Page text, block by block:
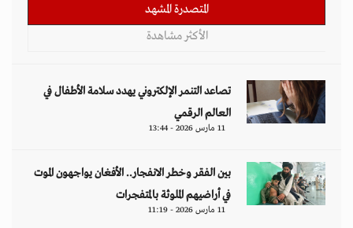
المتصدرة المشهد
الأكثر مشاهدة
تصاعد التنمر الإلكتروني يهدد سلامة الأطفال في
العالم الرقمي
11 مارس 2026 - 13:44
بين الفقر وخطر الانفجار.. الأفغان يواجهون الموت
في أراضيهم الملوثة بالمتفجرات
11 مارس 2026 - 11:19